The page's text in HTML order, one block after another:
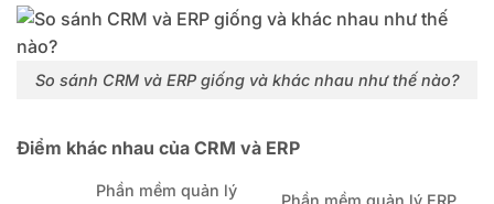
So sánh CRM và ERP giống và khác nhau như thế nào?
Điểm khác nhau của CRM và ERP
Phần mềm quản lý
Phần mềm quản lý ERP